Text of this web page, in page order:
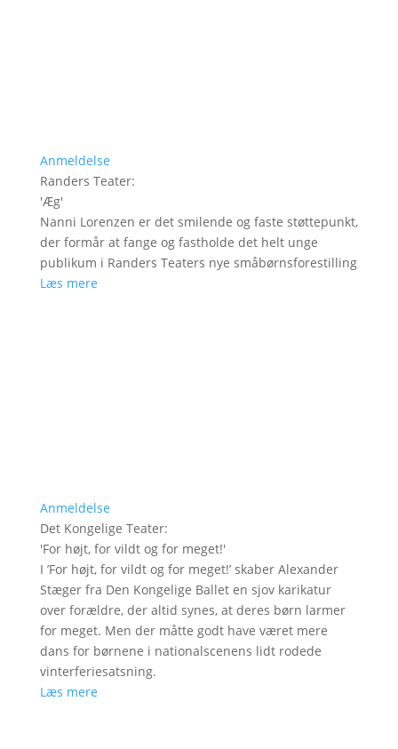
Anmeldelse
Randers Teater:
'Æg'
Nanni Lorenzen er det smilende og faste støttepunkt,
der formår at fange og fastholde det helt unge
publikum i Randers Teaters nye småbørnsforestilling
Læs mere
Anmeldelse
Det Kongelige Teater:
'For højt, for vildt og for meget!'
I ’For højt, for vildt og for meget!’ skaber Alexander
Stæger fra Den Kongelige Ballet en sjov karikatur
over forældre, der altid synes, at deres børn larmer
for meget. Men der måtte godt have været mere
dans for børnene i nationalscenens lidt rodede
vinterferiesatsning.
Læs mere